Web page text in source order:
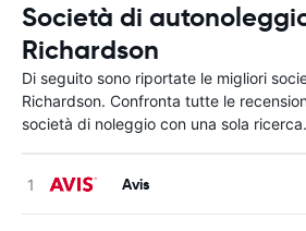
Società di
Richardson
Di seguito sono riportate le migliori
Richardson. Confronta tutte le
società di noleggio con una sola ricerca.
Avis